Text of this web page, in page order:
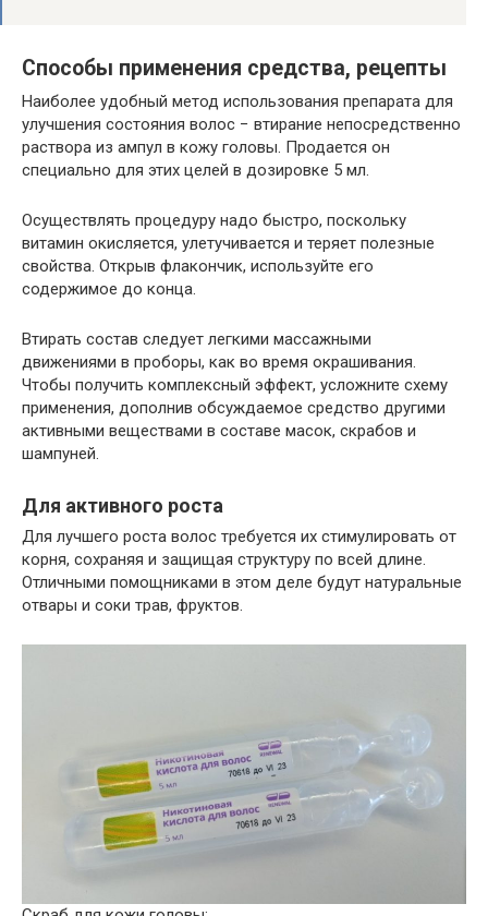
Способы применения средства, рецепты
Наиболее удобный метод использования препарата для
улучшения состояния волос − втирание непосредственно
раствора из ампул в кожу головы. Продается он
специально для этих целей в дозировке 5 мл.
Осуществлять процедуру надо быстро, поскольку
витамин окисляется, улетучивается и теряет полезные
свойства. Открыв флакончик, используйте его
содержимое до конца.
Втирать состав следует легкими массажными
движениями в проборы, как во время окрашивания.
Чтобы получить комплексный эффект, усложните схему
применения, дополнив обсуждаемое средство другими
активными веществами в составе масок, скрабов и
шампуней.
Для активного роста
Для лучшего роста волос требуется их стимулировать от
корня, сохраняя и защищая структуру по всей длине.
Отличными помощниками в этом деле будут натуральные
отвары и соки трав, фруктов.